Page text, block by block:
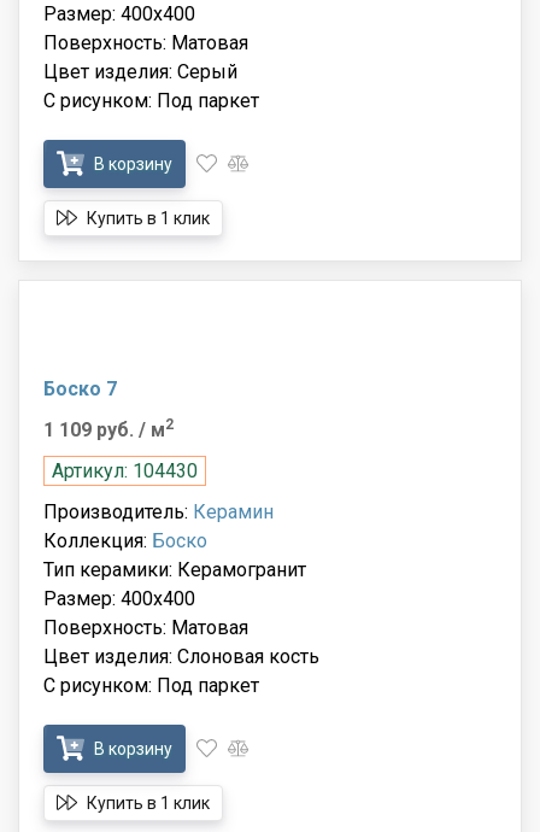
Размер: 400x400
Поверхность: Матовая
Цвет изделия: Серый
С рисунком: Под паркет
В корзину
Купить в 1 клик
Боско 7
1 109 руб. / м2
Артикул: 104430
Производитель: Керамин
Коллекция: Боско
Тип керамики: Керамогранит
Размер: 400x400
Поверхность: Матовая
Цвет изделия: Слоновая кость
С рисунком: Под паркет
В корзину
Купить в 1 клик